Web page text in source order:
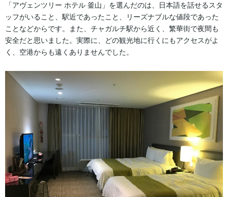
「アヴェンツリー ホテル 釜山」を選んだのは、日本語を話せるスタ
ッフがいること、駅近であったこと、リーズナブルな値段であった
ことなどからです。また、チャガルチ駅から近く、繁華街で夜間も
安全だと思いました。実際に、どの観光地に行くにもアクセスがよ
く、空港からも遠くありませんでした。